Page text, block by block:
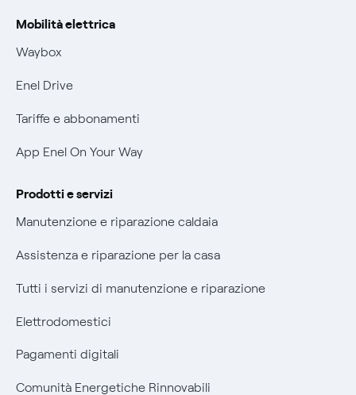
Offerta Tutela Vulnerabilità Gas
Mobilità Elettrica
Phishing e truffe online
Verifica chi ti ha chiamato
Agevolazione utenti con disabilità per offerte Fibra
Mobilità elettrica
Waybox
Enel Drive
Tariffe e abbonamenti
App Enel On Your Way
Prodotti e servizi
Manutenzione e riparazione caldaia
Assistenza e riparazione per la casa
Tutti i servizi di manutenzione e riparazione
Elettrodomestici
Pagamenti digitali
Comunità Energetiche Rinnovabili